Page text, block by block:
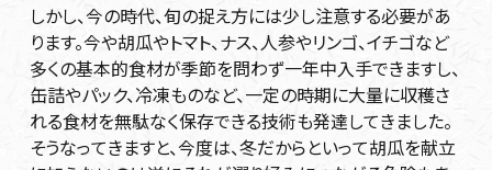
しかし、今の時代、旬の捉え方には少し注意する必要があ
ります。今や胡瓜やトマト、ナス、人参やリンゴ、イチゴなど
多くの基本的食材が季節を問わず一年中入手できますし、
缶詰やパック、冷凍ものなど、一定の時期に大量に収穫さ
れる食材を無駄なく保存できる技術も発達してきました。
そうなってきますと、今度は、冬だからといって胡瓜を献立